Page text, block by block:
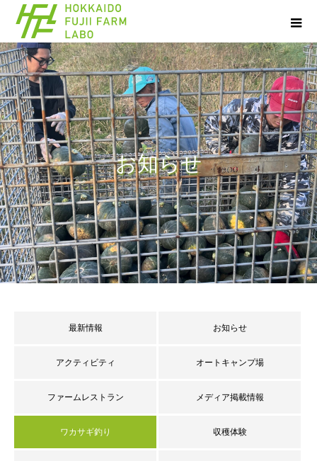
お知らせ
最新情報 お知らせ
アクティビティ オートキャンプ場
ファームレストラン メディア掲載情報
ワカサギ釣り 収穫体験